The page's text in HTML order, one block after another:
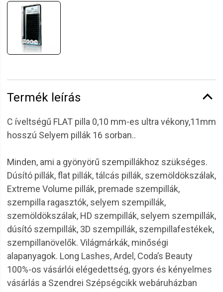
Termék leírás
C íveltségű FLAT pilla 0,10 mm-es ultra vékony,11mm
hosszú Selyem pillák 16 sorban..
Minden, ami a gyönyörű szempillákhoz szükséges.
Dúsító pillák, flat pillák, tálcás pillák, szemöldökszálak,
Extreme Volume pillák, premade szempillák,
szempilla ragasztók, selyem szempillák,
szemöldökszálak, HD szempillák, selyem szempillák,
dúsító szempillák, 3D szempillák, szempillafestékek,
szempillanövelők. Világmárkák, minőségi
alapanyagok. Long Lashes, Ardel, Coda’s Beauty
100%-os vásárlói elégedettség, gyors és kényelmes
vásárlás a Szendrei Szépségcikk webáruházban